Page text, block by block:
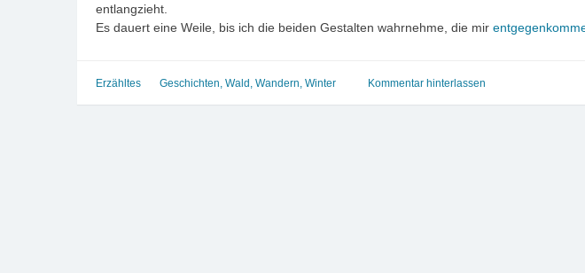
entlangzieht.
Es dauert eine Weile, bis ich die beiden Gestalten wahrnehme, die mir
Erzähltes Geschichten Wald Wandern Winter Kommentar hinterlassen